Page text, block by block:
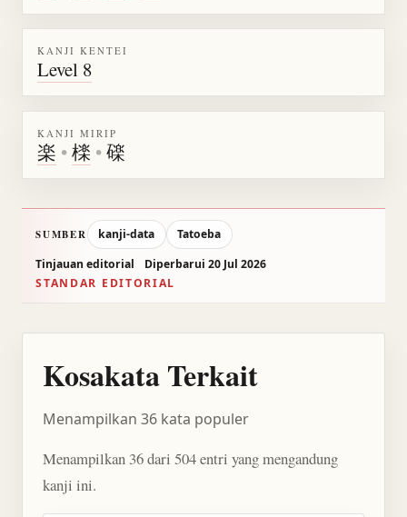
KANJI KENTEI
Level 8
KANJI MIRIP
楽 •檪 •䃯
SUMBER kanji-data
Tatoeba
Tinjauan editorial
Diperbarui 20 Jul 2026
STANDAR EDITORIAL
Kosakata Terkait
Menampilkan 36 kata populer
Menampilkan 36 dari 504 entri yang mengandung
kanji ini.